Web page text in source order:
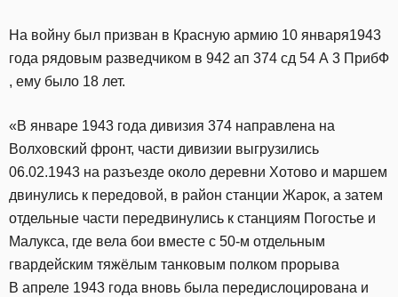
На войну был призван в Красную армию 10 января1943
года рядовым разведчиком в 942 ап 374 сд 54 А 3 ПрибФ
, ему было 18 лет.
«В январе 1943 года дивизия 374 направлена на
Волховский фронт, части дивизии выгрузились
06.02.1943 на разъезде около деревни Хотово и маршем
двинулись к передовой, в район станции Жарок, а затем
отдельные части передвинулись к станциям Погостье и
Малукса, где вела бои вместе с 50-м отдельным
гвардейским тяжёлым танковым полком прорыва
В апреле 1943 года вновь была передислоцирована и